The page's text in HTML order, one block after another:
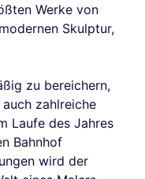
Werke von
Skulptur,
zu bereichern,
zahlreiche
Laufe des Jahres
Bahnhof
wird der